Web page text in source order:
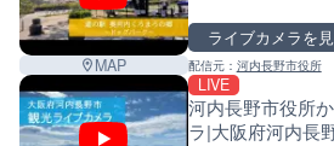
MAP
ライブカメラを
配信元： 河内長野市役所
LIVE
河内長野市役所
ラ|大阪府河内長